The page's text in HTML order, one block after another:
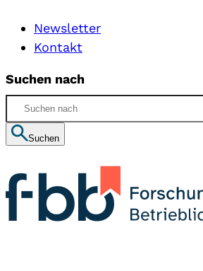
Newsletter
Kontakt
Suchen nach
Suchen